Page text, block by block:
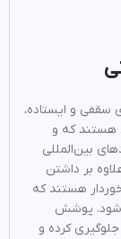
سقفی و ایستاده،
هستند که و
بین‌المللی
بر داشتن
هستند که
پوشش
کرده و